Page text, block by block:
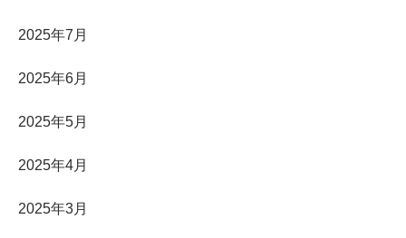
2025年7月
2025年6月
2025年5月
2025年4月
2025年3月